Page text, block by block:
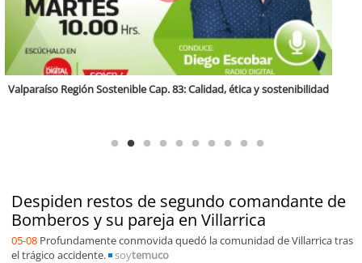
Despiden restos de segundo comandante de
Bomberos y su pareja en Villarrica
05-08 Profundamente conmovida quedó la comunidad de Villarrica tras
el trágico accidente.
soytemuco